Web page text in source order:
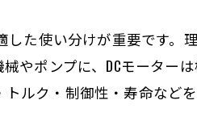
した使い分けが重要です。
やポンプに、DCモーター
ルク・制御性・寿命など